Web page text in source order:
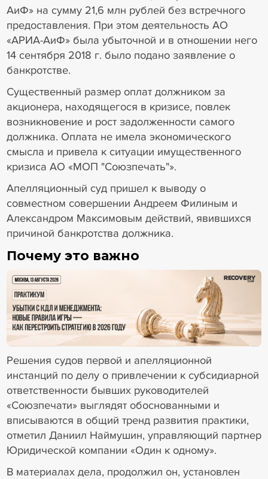
АиФ» на сумму 21,6 млн рублей без встречного
предоставления. При этом деятельность АО
«АРИА-АиФ» была убыточной и в отношении него
14 сентября 2018 г. было подано заявление о
банкротстве.
Существенный размер оплат должником за
акционера, находящегося в кризисе, повлек
возникновение и рост задолженности самого
должника. Оплата не имела экономического
смысла и привела к ситуации имущественного
кризиса АО «МОП "Союзпечать"».
Апелляционный суд пришел к выводу о
совместном совершении Андреем Филиным и
Александром Максимовым действий, явившихся
причиной банкротства должника.
Почему это важно
18+ Реклама
Решения судов первой и апелляционной
инстанций по делу о привлечении к субсидиарной
ответственности бывших руководителей
«Союзпечати» выглядят обоснованными и
вписываются в общий тренд развития практики,
отметил Даниил Наймушин, управляющий партнер
Юридической компании «Один к одному».
В материалах дела, продолжил он, установлен